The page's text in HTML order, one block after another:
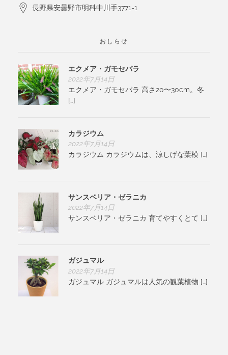
長野県安曇野市明科中川手3771-1
おしらせ
エクメア・ガモセパラ
2022年7月14日
エクメア・ガモセパラ 高さ20〜30cm。冬
[…]
カラジウム
2022年7月14日
カラジウム カラジウムは、涼しげな葉模 […]
サンスベリア・ゼラニカ
2022年7月14日
サンスベリア・ゼラニカ 育てやすくとて […]
ガジュマル
2022年7月14日
ガジュマル ガジュマルは人気の観葉植物 […]